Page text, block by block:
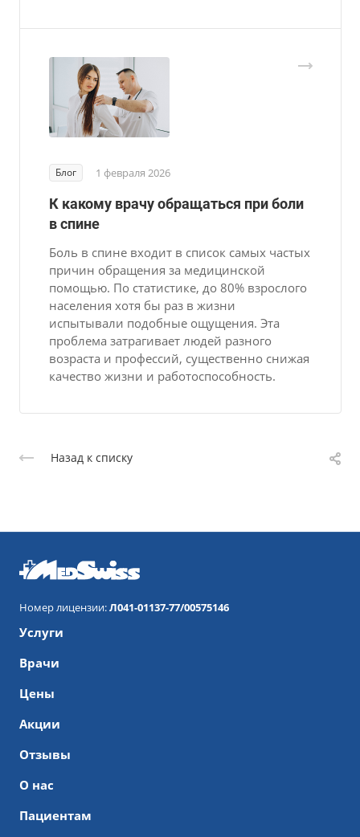
Блог 1 февраля 2026
К какому врачу обращаться при боли
в спине
Боль в спине входит в список самых частых
причин обращения за медицинской
помощью. По статистике, до 80% взрослого
населения хотя бы раз в жизни
испытывали подобные ощущения. Эта
проблема затрагивает людей разного
возраста и профессий, существенно снижая
качество жизни и работоспособность.
Назад к списку
Номер лицензии:Л041-01137-77/00575146
Услуги
Врачи
Цены
Акции
Отзывы
О нас
Пациентам